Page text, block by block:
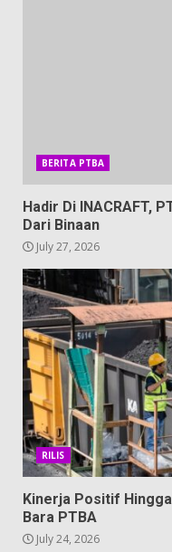
BERITA PTBA
Hadir Di INACRAFT,
Dari Binaan
July 27, 2026
RILIS
Kinerja Positif
Bara PTBA
July 24, 2026